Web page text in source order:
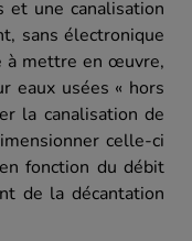
et une canalisation
sans électronique
à mettre en œuvre,
eaux usées « hors
la canalisation de
celle-ci
fonction du débit
de la décantation